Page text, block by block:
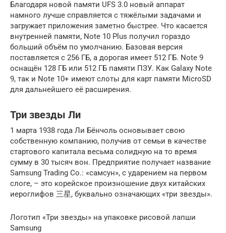
Благодаря новой памяти UFS 3.0 новый аппарат
намного лучше справляется с тяжёлыми задачами и
загружает приложения заметно быстрее. Что касается
внутренней памяти, Note 10 Plus получил гораздо
больший объём по умолчанию. Базовая версия
поставляется с 256 ГБ, а дорогая имеет 512 ГБ. Note 9
оснащён 128 ГБ или 512 ГБ памяти ПЗУ. Как Galaxy Note
9, так и Note 10+ имеют слоты для карт памяти MicroSD
для дальнейшего её расширения.
Три звезды Ли
1 марта 1938 года Ли Бёнчоль основывает свою
собственную компанию, получив от семьи в качестве
стартового капитала весьма солидную на то время
сумму в 30 тысяч вон. Предприятие получает название
Samsung Trading Co.: «самсун», с ударением на первом
слоге, – это корейское произношение двух китайских
иероглифов 三星, буквально означающих «три звезды».
Логотип «Три звезды» на упаковке рисовой лапши
Samsung